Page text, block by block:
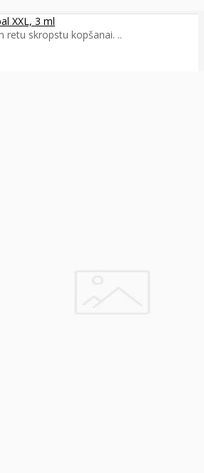
XXL, 3 ml
retu skropstu kopšanai. ..